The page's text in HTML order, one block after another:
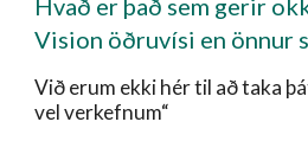
Hvað er það sem gerir
Vision öðruvísi en önnur
Við erum ekki hér til að taka
vel verkefnum“